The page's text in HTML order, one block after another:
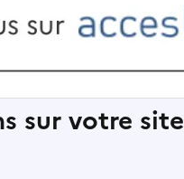
sur votre site